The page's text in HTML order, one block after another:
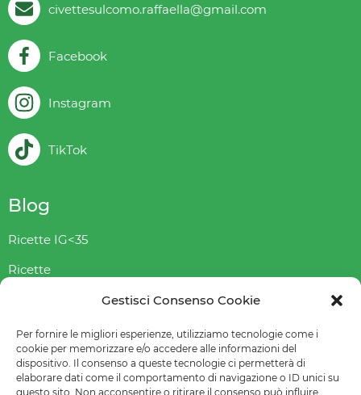
Gestisci Consenso Cookie
Per fornire le migliori esperienze, utilizziamo tecnologie come i
cookie per memorizzare e/o accedere alle informazioni del
dispositivo. Il consenso a queste tecnologie ci permetterà di
elaborare dati come il comportamento di navigazione o ID unici su
questo sito. Non acconsentire o ritirare il consenso può influire
civettesulcomo.raffaella@gmail.com
Facebook
Instagram
TikTok
Blog
Ricette IG<35
Ricette
I miei libri